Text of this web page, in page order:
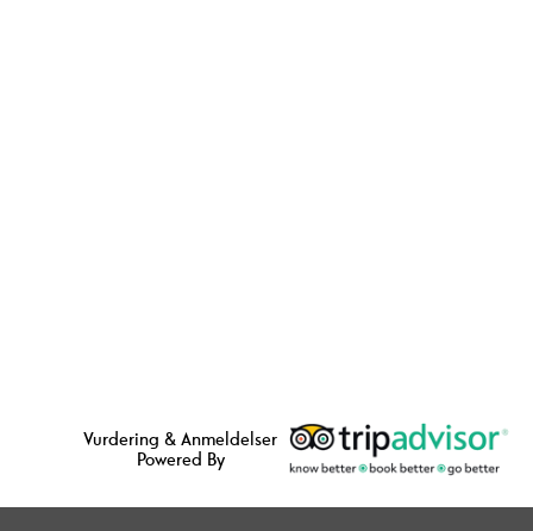
Vurdering & Anmeldelser
Powered By